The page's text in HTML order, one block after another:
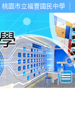
桃園市立福豐國民中學